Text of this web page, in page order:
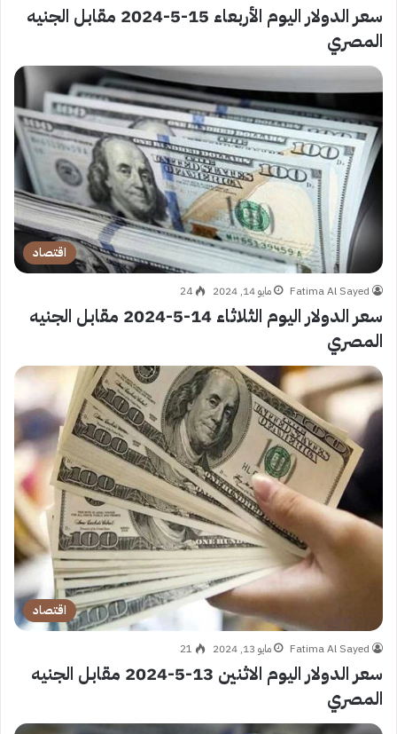
سعر الدولار اليوم الأربعاء 15-5-2024 مقابل الجنيه
المصري
اقتصاد
Fatima Al Sayed مايو 14, 2024 24
سعر الدولار اليوم الثلاثاء 14-5-2024 مقابل الجنيه
المصري
اقتصاد
Fatima Al Sayed مايو 13, 2024 21
سعر الدولار اليوم الاثنين 13-5-2024 مقابل الجنيه
المصري